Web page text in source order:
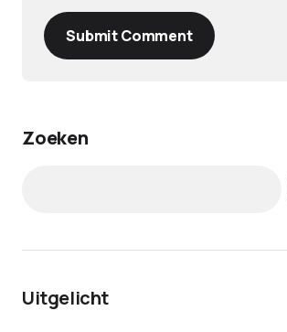
Submit Comment
Zoeken
Uitgelicht